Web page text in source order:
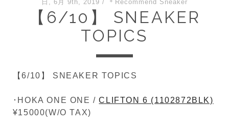
日, 6月 9th, 2019 / ＊Recommend Sneaker
【6/10】 SNEAKER
TOPICS
【6/10】 SNEAKER TOPICS
･HOKA ONE ONE /CLIFTON 6 (1102872BLK)
¥15000(W/O TAX)